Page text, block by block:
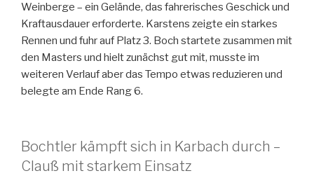
Weinberge – ein Gelände, das fahrerisches Geschick und
Kraftausdauer erforderte. Karstens zeigte ein starkes
Rennen und fuhr auf Platz 3. Boch startete zusammen mit
den Masters und hielt zunächst gut mit, musste im
weiteren Verlauf aber das Tempo etwas reduzieren und
belegte am Ende Rang 6.
Bochtler kämpft sich in Karbach durch –
Clauß mit starkem Einsatz